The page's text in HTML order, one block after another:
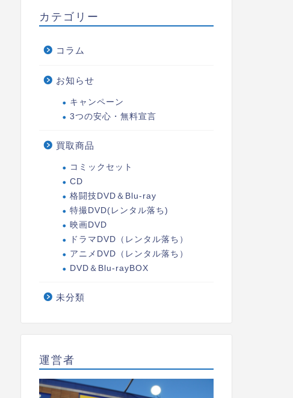
カテゴリー
コラム
お知らせ
キャンペーン
3つの安心・無料宣言
買取商品
コミックセット
CD
格闘技DVD＆Blu-ray
特撮DVD(レンタル落ち)
映画DVD
ドラマDVD（レンタル落ち）
アニメDVD（レンタル落ち）
DVD＆Blu-rayBOX
未分類
運営者